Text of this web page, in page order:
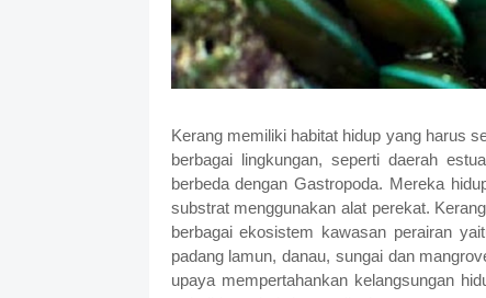
Kerang memiliki habitat hidup yang harus
berbagai lingkungan, seperti daerah
berbeda dengan Gastropoda. Mereka
substrat menggunakan alat perekat.
berbagai ekosistem kawasan perairan
padang lamun, danau, sungai dan
upaya mempertahankan kelangsungan